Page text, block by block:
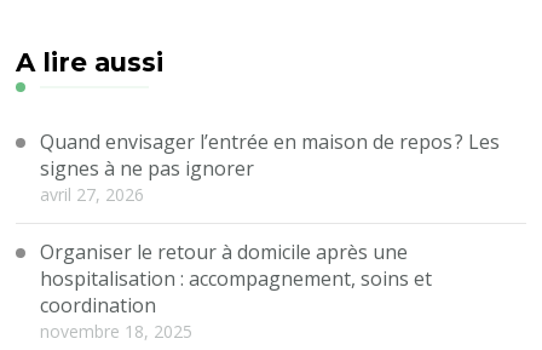
A lire aussi
Quand envisager l’entrée en maison de repos ? Les
signes à ne pas ignorer
avril 27, 2026
Organiser le retour à domicile après une
hospitalisation : accompagnement, soins et
coordination
novembre 18, 2025